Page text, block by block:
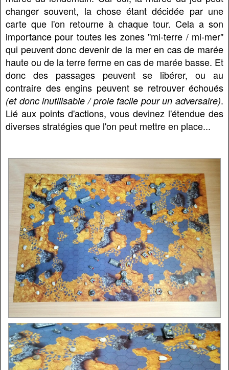
changer souvent, la chose étant décidée par une
carte que l'on retourne à chaque tour. Cela a son
importance pour toutes les zones "mi-terre / mi-mer"
qui peuvent donc devenir de la mer en cas de marée
haute ou de la terre ferme en cas de marée basse. Et
donc des passages peuvent se libérer, ou au
contraire des engins peuvent se retrouver échoués
(et donc inutilisable / proie facile pour un adversaire).
Lié aux points d'actions, vous devinez l'étendue des
diverses stratégies que l'on peut mettre en place...